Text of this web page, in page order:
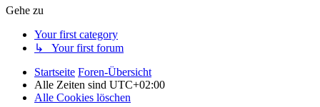
Gehe zu
Your first category
↳ Your first forum
Startseite Foren-Übersicht
Alle Zeiten sind UTC+02:00
Alle Cookies löschen